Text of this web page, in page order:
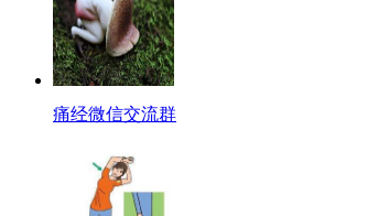
痛经微信交流群